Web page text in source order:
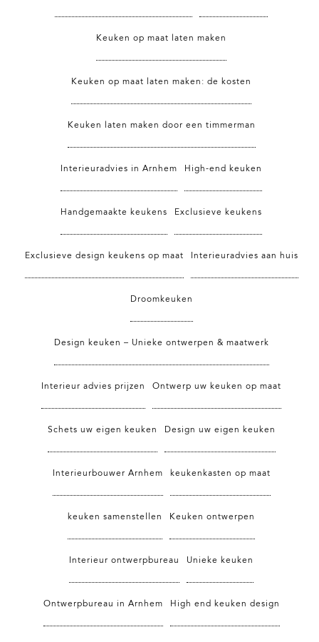
Keuken op maat laten maken
Keuken op maat laten maken: de kosten
Keuken laten maken door een timmerman
Interieuradvies in Arnhem High-end keuken
Handgemaakte keukens Exclusieve keukens
Exclusieve design keukens op maat Interieuradvies aan huis
Droomkeuken
Design keuken – Unieke ontwerpen & maatwerk
Interieur advies prijzen Ontwerp uw keuken op maat
Schets uw eigen keuken Design uw eigen keuken
Interieurbouwer Arnhem keukenkasten op maat
keuken samenstellen Keuken ontwerpen
Interieur ontwerpbureau Unieke keuken
Ontwerpbureau in Arnhem High end keuken design